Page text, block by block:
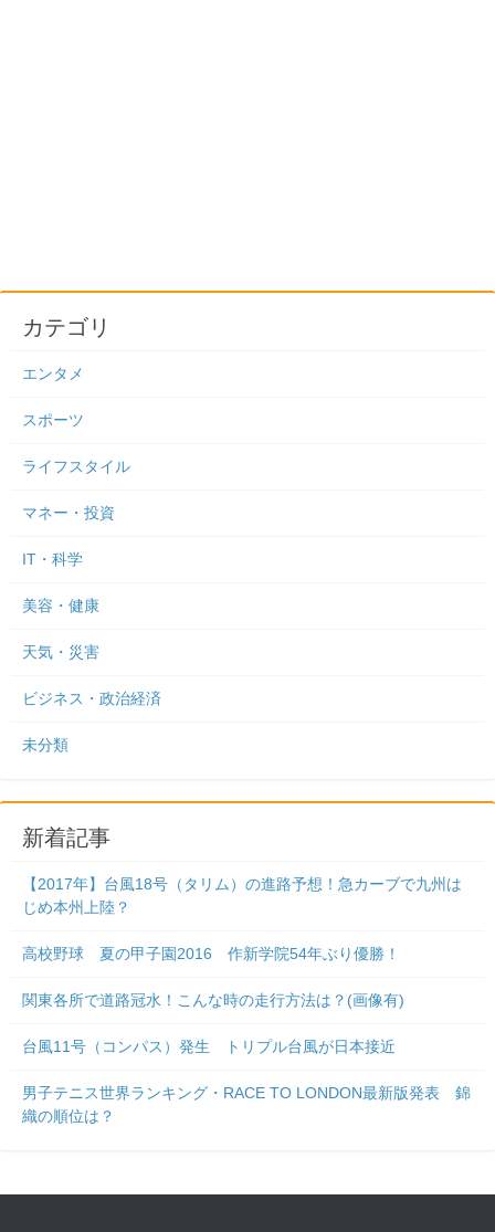
カテゴリ
エンタメ
スポーツ
ライフスタイル
マネー・投資
IT・科学
美容・健康
天気・災害
ビジネス・政治経済
未分類
新着記事
【2017年】台風18号（タリム）の進路予想！急カーブで九州は
じめ本州上陸？
高校野球 夏の甲子園2016 作新学院54年ぶり優勝！
関東各所で道路冠水！こんな時の走行方法は？(画像有)
台風11号（コンパス）発生 トリプル台風が日本接近
男子テニス世界ランキング・RACE TO LONDON最新版発表 錦
織の順位は？